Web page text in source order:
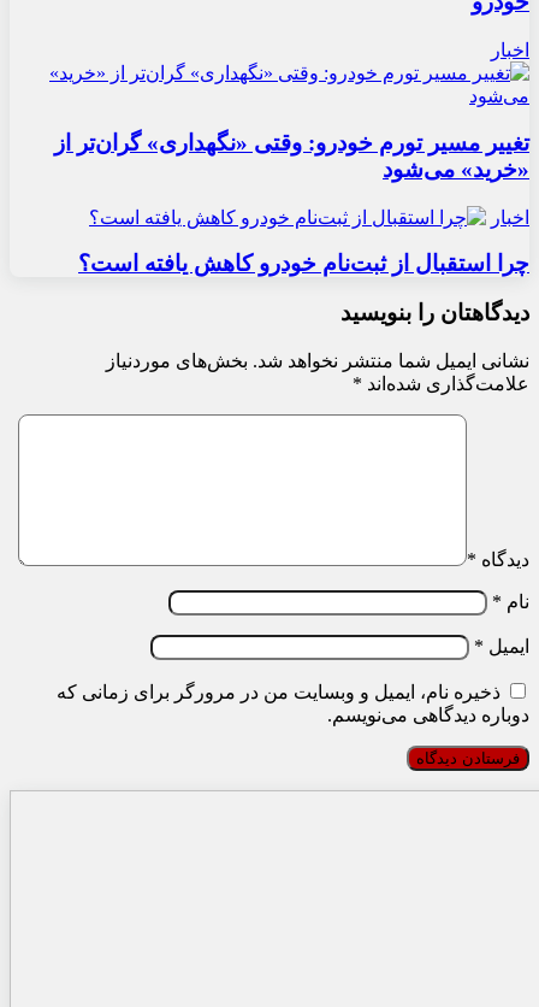
اخبار
تغییر مسیر تورم خودرو: وقتی «نگهداری» گران‌تر از
«خرید» می‌شود
اخبار
چرا استقبال از ثبت‌نام خودرو کاهش یافته است؟
دیدگاهتان را بنویسید
نشانی ایمیل شما منتشر نخواهد شد. بخش‌های موردنیاز
علامت‌گذاری شده‌اند *
دیدگاه *
نام *
ایمیل *
ذخیره نام، ایمیل و وبسایت من در مرورگر برای زمانی که
دوباره دیدگاهی می‌نویسم.